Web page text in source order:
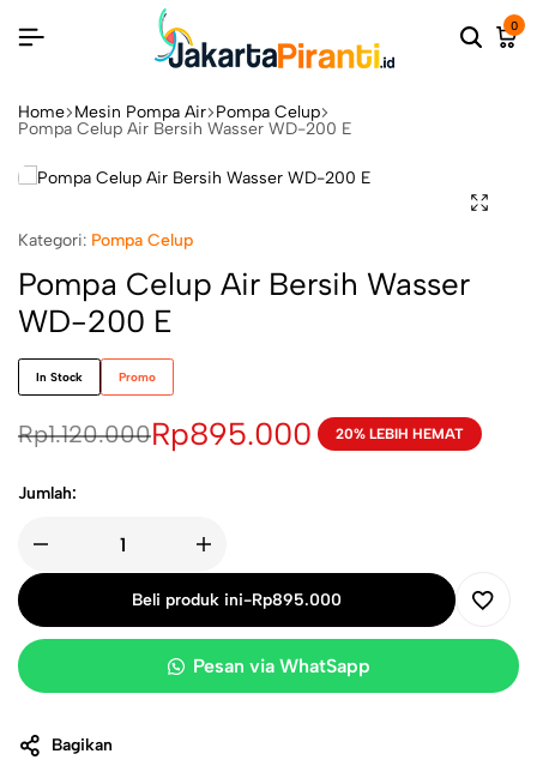
0
Home Mesin Pompa Air Pompa Celup
Pompa Celup Air Bersih Wasser WD-200 E
Kategori: Pompa Celup
Pompa Celup Air Bersih Wasser
WD-200 E
In Stock Promo
Rp1.120.000Rp895.000 20% LEBIH HEMAT
Jumlah:
Beli produk ini-Rp895.000
Pesan via WhatSapp
Bagikan